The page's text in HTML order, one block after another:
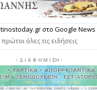
tinostoday.gr στο Google News
πρώτοι όλες τις ειδήσεις
- Δ Ι Α Φ Η Μ Ι ΣΗ -